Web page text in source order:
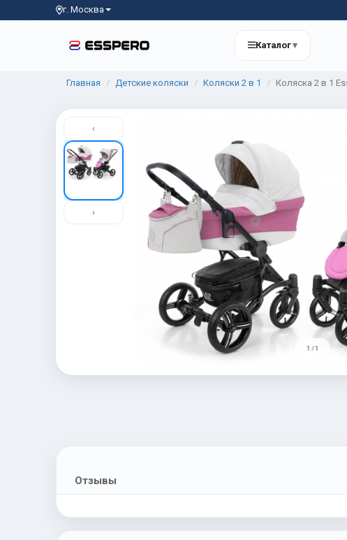
г. Москва
Каталог▾
Главная Детские коляски Коляски 2 в 1 Коляска 2 в 1
‹
›
1 / 1
Отзывы